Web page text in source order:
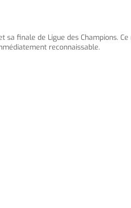
sa finale de Ligue des Champions.
reconnaissable.